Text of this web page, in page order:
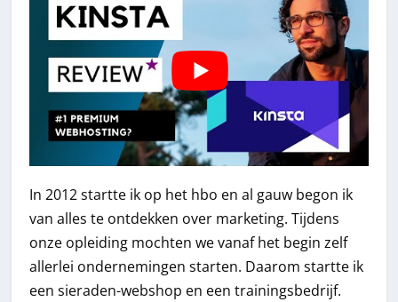
In 2012 startte ik op het hbo en al gauw begon ik
van alles te ontdekken over marketing. Tijdens
onze opleiding mochten we vanaf het begin zelf
allerlei ondernemingen starten. Daarom startte ik
een sieraden-webshop en een trainingsbedrijf.